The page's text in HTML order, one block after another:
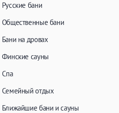
Русские бани
Общественные бани
Бани на дровах
Финские сауны
Спа
Семейный отдых
Ближайшие бани и сауны